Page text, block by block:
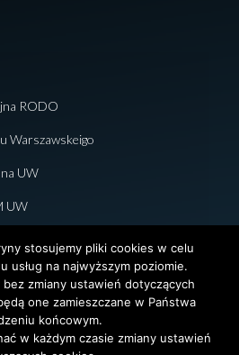
RODO
Warszawskeigo
UW
UW
WNPiSM
stosujemy pliki cookies w celu
usług na najwyższym poziomie.
zmiany ustawień dotyczących
one zamieszczane w Państwa
końcowym.
w każdym czasie zmiany ustawień